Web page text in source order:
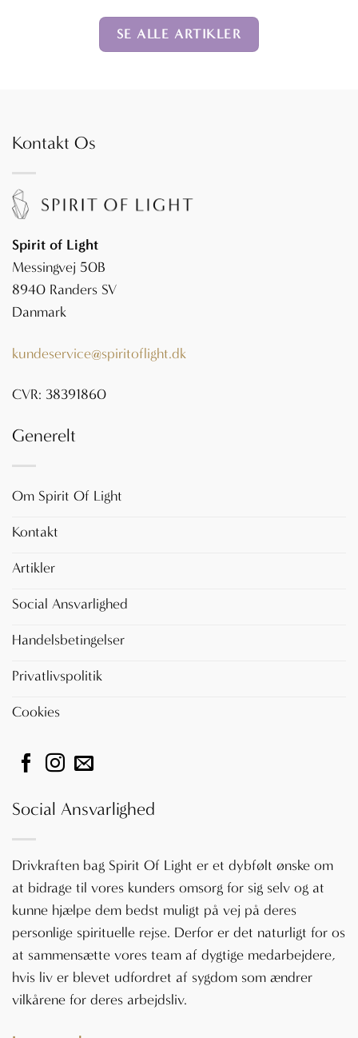
SE ALLE ARTIKLER
Kontakt Os
Spirit of Light
Messingvej 50B
8940 Randers SV
Danmark
kundeservice@spiritoflight.dk
CVR: 38391860
Generelt
Om Spirit Of Light
Kontakt
Artikler
Social Ansvarlighed
Handelsbetingelser
Privatlivspolitik
Cookies
Social Ansvarlighed
Drivkraften bag Spirit Of Light er et dybfølt ønske om
at bidrage til vores kunders omsorg for sig selv og at
kunne hjælpe dem bedst muligt på vej på deres
personlige spirituelle rejse. Derfor er det naturligt for os
at sammensætte vores team af dygtige medarbejdere,
hvis liv er blevet udfordret af sygdom som ændrer
vilkårene for deres arbejdsliv.